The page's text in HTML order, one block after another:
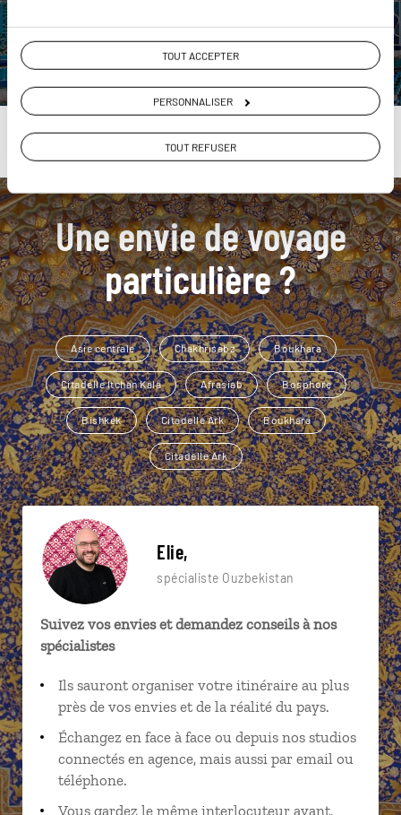
TOUT ACCEPTER
PERSONNALISER
TOUT REFUSER
DÉCOUVRIR
Une envie de voyage
particulière ?
Asie centrale Chakhrisabz Boukhara
Citadelle Itchan Kala Afrasiab Bosphore
Bishkek Citadelle Ark Boukhara
Citadelle Ark
Elie,
spécialiste Ouzbekistan
Suivez vos envies et demandez conseils à nos
spécialistes
Ils sauront organiser votre itinéraire au plus
près de vos envies et de la réalité du pays.
Échangez en face à face ou depuis nos studios
connectés en agence, mais aussi par email ou
téléphone.
Vous gardez le même interlocuteur avant,